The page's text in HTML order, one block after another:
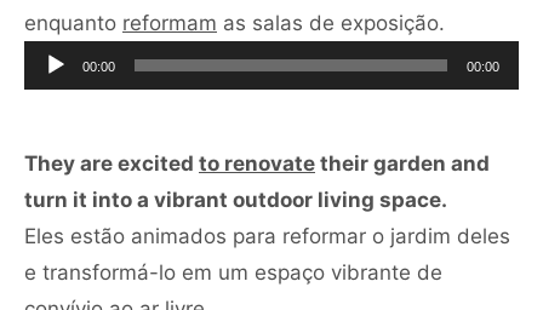
enquanto reformam as salas de exposição.
de
áudio
00:00 00:00
They are excited to renovate their garden and
turn it into a vibrant outdoor living space.
Eles estão animados para reformar o jardim deles
e transformá-lo em um espaço vibrante de